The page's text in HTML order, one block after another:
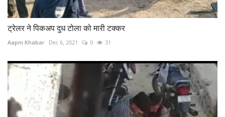
ट्रेलर ने पिकअप दुध टोला को मारी टक्कर
Aapni Khabar Dec 6, 2021 0 31